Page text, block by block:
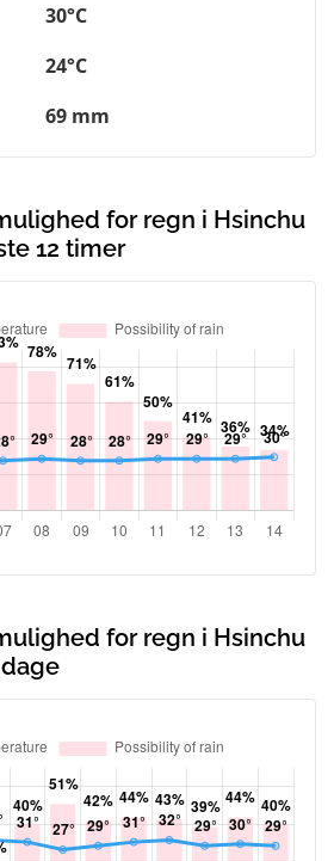
30°C
24°C
69 mm
for regn i Hsinchu
12 timer
for regn i Hsinchu